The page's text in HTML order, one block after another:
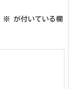
※ が付いている欄